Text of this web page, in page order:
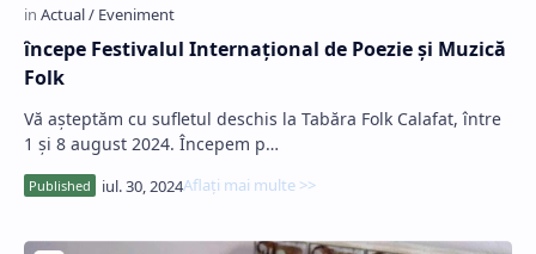
începe Festivalul Internațional de Poezie și Muzică
Folk
Vă așteptăm cu sufletul deschis la Tabăra Folk Calafat, între
1 și 8 august 2024. Începem p…